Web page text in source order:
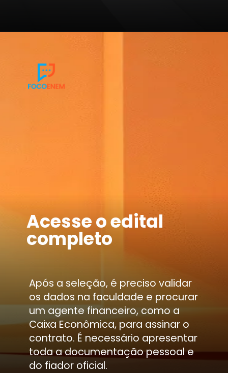
Após a seleção, é preciso validar
os dados na faculdade e procurar
um agente financeiro, como a
Caixa Econômica, para assinar o
contrato. É necessário apresentar
toda a documentação pessoal e
do fiador oficial.
Acesse o edital
completo